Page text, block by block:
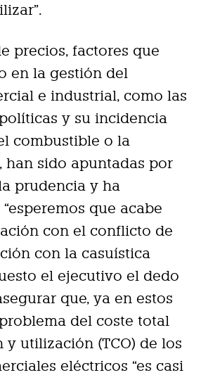
precios, factores que
en la gestión del
e industrial, como las
y su incidencia
combustible o la
han sido apuntadas por
prudencia y ha
que acabe
con el conflicto de
con la casuística
el ejecutivo el dedo
que, ya en estos
del coste total
y utilización (TCO) de los
eléctricos “es casi